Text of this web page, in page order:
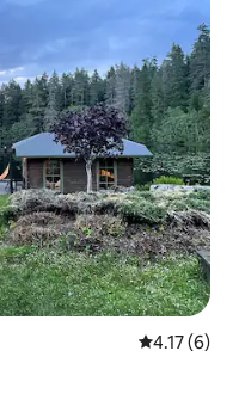
평점 4.17점
4.17 (6)